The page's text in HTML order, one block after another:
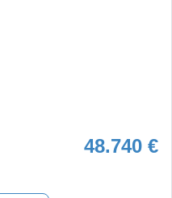
48.740 €